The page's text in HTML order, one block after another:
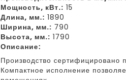
Мощность, кВт.: 15
Длина, мм.: 1890
Ширина, мм.: 790
Высота, мм.: 1790
Описание:
Производство сертифицировано
Компактное исполнение